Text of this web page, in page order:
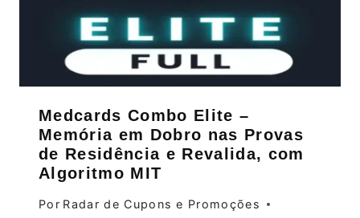
Medcards Combo Elite –
Memória em Dobro nas Provas
de Residência e Revalida, com
Algoritmo MIT
Por Radar de Cupons e Promoções